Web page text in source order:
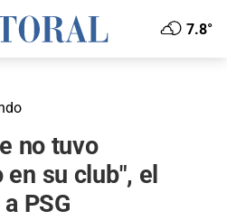
7.8°
no tuvo
su club", el
PSG